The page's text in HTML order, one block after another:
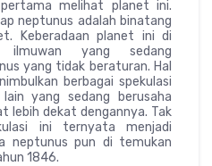
melihat planet ini.
neptunus adalah binatang
Keberadaan planet ini di
yang sedang
yang tidak beraturan. Hal
berbagai spekulasi
yang sedang berusaha
lebih dekat dengannya. Tak
ini ternyata menjadi
neptunus pun di temukan
1846.